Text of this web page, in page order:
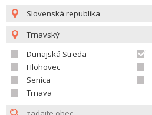
Slovenská republika
Trnavský
Dunajská Streda
Hlohovec
Senica
Trnava